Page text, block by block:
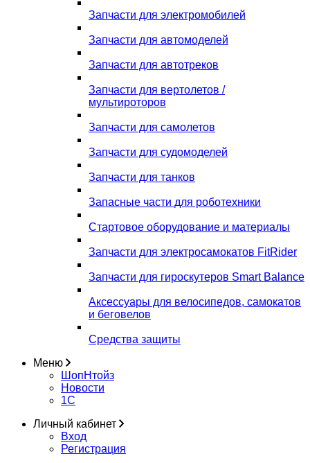
Запчасти для электромобилей
Запчасти для автомоделей
Запчасти для автотреков
Запчасти для вертолетов /
мультироторов
Запчасти для самолетов
Запчасти для судомоделей
Запчасти для танков
Запасные части для роботехники
Стартовое оборудование и материалы
Запчасти для электросамокатов FitRider
Запчасти для гироскутеров Smart Balance
Аксессуары для велосипедов, самокатов
и беговелов
Средства защиты
Меню
ШопНтойз
Новости
1C
Личный кабинет
Вход
Регистрация